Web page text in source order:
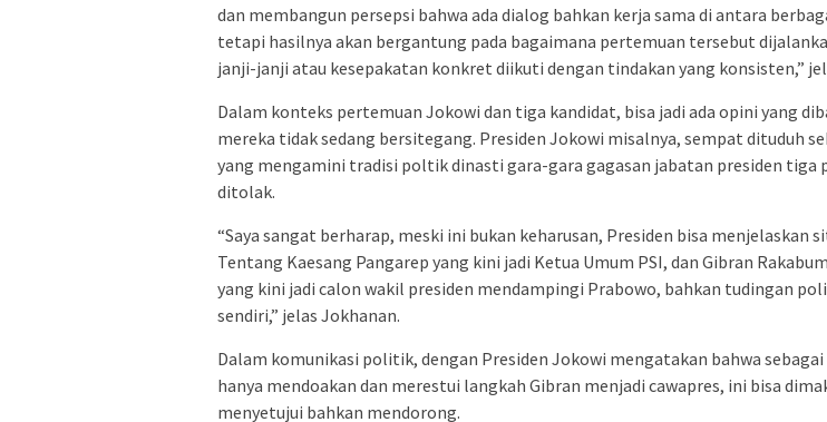
dan membangun persepsi bahwa ada dialog bahkan kerja sama di antara
tetapi hasilnya akan bergantung pada bagaimana pertemuan tersebut
janji-janji atau kesepakatan konkret diikuti dengan tindakan yang konsisten,”
Dalam konteks pertemuan Jokowi dan tiga kandidat, bisa jadi ada opini yang
mereka tidak sedang bersitegang. Presiden Jokowi misalnya, sempat dituduh
yang mengamini tradisi poltik dinasti gara-gara gagasan jabatan presiden tiga
ditolak.
“Saya sangat berharap, meski ini bukan keharusan, Presiden bisa menjelaskan
Tentang Kaesang Pangarep yang kini jadi Ketua Umum PSI, dan Gibran
yang kini jadi calon wakil presiden mendampingi Prabowo, bahkan tudingan
sendiri,” jelas Jokhanan.
Dalam komunikasi politik, dengan Presiden Jokowi mengatakan bahwa
hanya mendoakan dan merestui langkah Gibran menjadi cawapres, ini bisa
menyetujui bahkan mendorong.